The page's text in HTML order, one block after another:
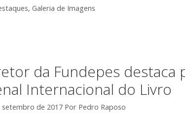
, Galeria de Imagens
da Fundepes destaca
Internacional do Livro
setembro de 2017 Por Pedro Raposo